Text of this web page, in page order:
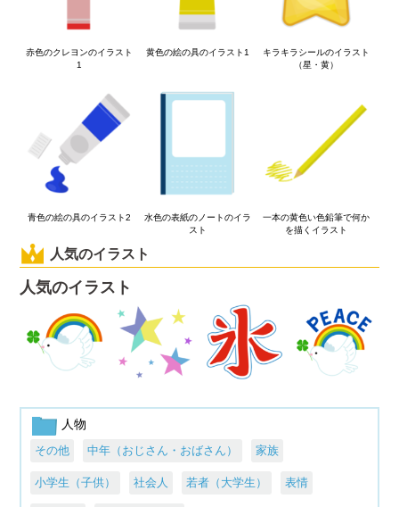
赤色のクレヨンのイラスト
1
黄色の絵の具のイラスト1
キラキラシールのイラスト
（星・黄）
青色の絵の具のイラスト2
水色の表紙のノートのイラ
スト
一本の黄色い色鉛筆で何か
を描くイラスト
人気のイラスト
人気のイラスト
人物
その他 中年（おじさん・おばさん） 家族
小学生（子供） 社会人 若者（大学生） 表情